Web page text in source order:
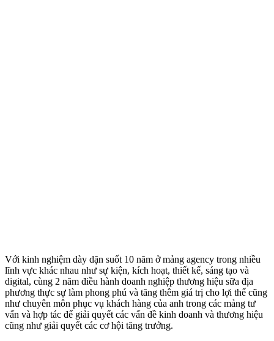
Với kinh nghiệm dày dặn suốt 10 năm ở mảng agency trong nhiều
lĩnh vực khác nhau như sự kiện, kích hoạt, thiết kế, sáng tạo và
digital, cùng 2 năm điều hành doanh nghiệp thương hiệu sữa địa
phương thực sự làm phong phú và tăng thêm giá trị cho lợi thế cũng
như chuyên môn phục vụ khách hàng của anh trong các mảng tư
vấn và hợp tác để giải quyết các vấn đề kinh doanh và thương hiệu
cũng như giải quyết các cơ hội tăng trưởng.